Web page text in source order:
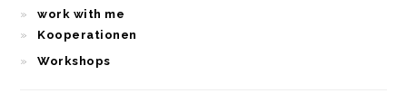
work with me
Kooperationen
Workshops